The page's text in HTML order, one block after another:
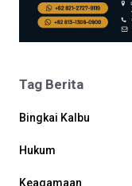
Tag Berita
Bingkai Kalbu
Hukum
Keagamaan